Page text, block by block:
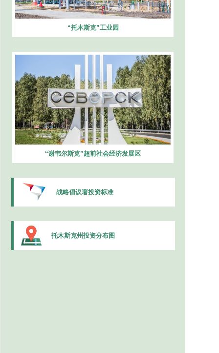
“托木斯克”工业园
“谢韦尔斯克”超前社会经济发展区
战略倡议署投资标准
托木斯克州投资分布图